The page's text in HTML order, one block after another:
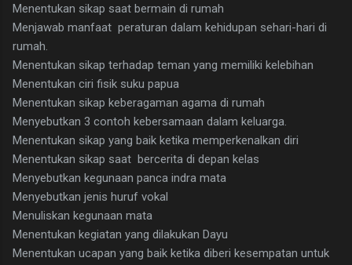
Menentukan sikap saat bermain di rumah
Menjawab manfaat peraturan dalam kehidupan sehari-hari di
rumah.
Menentukan sikap terhadap teman yang memiliki kelebihan
Menentukan ciri fisik suku papua
Menentukan sikap keberagaman agama di rumah
Menyebutkan 3 contoh kebersamaan dalam keluarga.
Menentukan sikap yang baik ketika memperkenalkan diri
Menentukan sikap saat bercerita di depan kelas
Menyebutkan kegunaan panca indra mata
Menyebutkan jenis huruf vokal
Menuliskan kegunaan mata
Menentukan kegiatan yang dilakukan Dayu
Menentukan ucapan yang baik ketika diberi kesempatan untuk